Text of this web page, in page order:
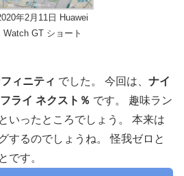
年2月11日 Huawei
Watch GT ショート
ィニティ でした。 今回は、 ナイ
ライ ネクスト％ です。 趣味ラン
いったところでしょう。 本来は
するのでしょうね。 怪我ゼロと
です。